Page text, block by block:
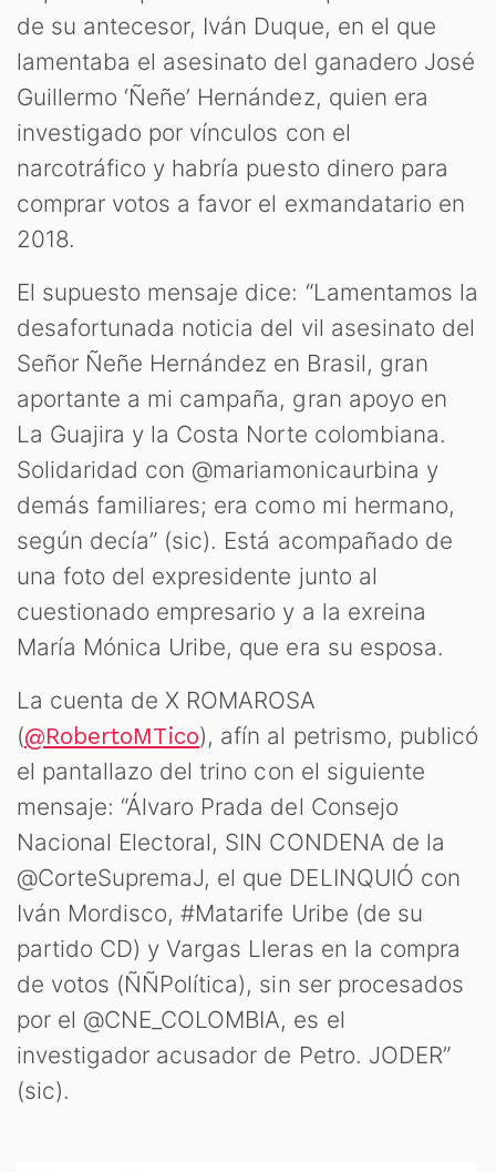
de su antecesor, Iván Duque, en el que
lamentaba el asesinato del ganadero José
Guillermo ‘Ñeñe’ Hernández, quien era
investigado por vínculos con el
narcotráfico y habría puesto dinero para
comprar votos a favor el exmandatario en
2018.
El supuesto mensaje dice: “Lamentamos la
desafortunada noticia del vil asesinato del
Señor Ñeñe Hernández en Brasil, gran
aportante a mi campaña, gran apoyo en
La Guajira y la Costa Norte colombiana.
Solidaridad con @mariamonicaurbina y
demás familiares; era como mi hermano,
según decía” (sic). Está acompañado de
una foto del expresidente junto al
cuestionado empresario y a la exreina
María Mónica Uribe, que era su esposa.
La cuenta de X ROMAROSA
(@RobertoMTico), afín al petrismo, publicó
el pantallazo del trino con el siguiente
mensaje: “Álvaro Prada del Consejo
Nacional Electoral, SIN CONDENA de la
@CorteSupremaJ, el que DELINQUIÓ con
Iván Mordisco, #Matarife Uribe (de su
partido CD) y Vargas Lleras en la compra
de votos (ÑÑPolítica), sin ser procesados
por el @CNE_COLOMBIA, es el
investigador acusador de Petro. JODER”
(sic).